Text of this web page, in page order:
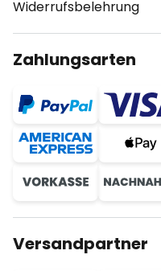
Widerrufsbelehrung
Zahlungsarten
Versandpartner